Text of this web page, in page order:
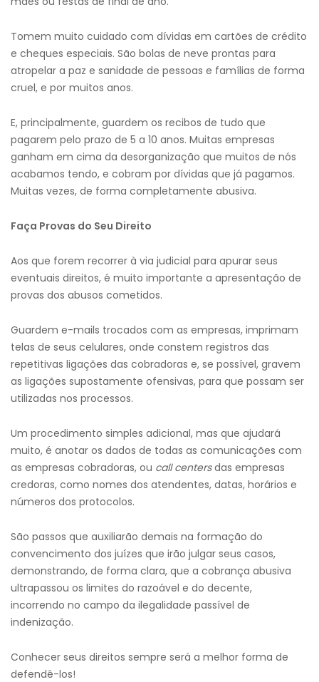
Tomem muito cuidado com dívidas em cartões de crédito
e cheques especiais. São bolas de neve prontas para
atropelar a paz e sanidade de pessoas e famílias de forma
cruel, e por muitos anos.
E, principalmente, guardem os recibos de tudo que
pagarem pelo prazo de 5 a 10 anos. Muitas empresas
ganham em cima da desorganização que muitos de nós
acabamos tendo, e cobram por dívidas que já pagamos.
Muitas vezes, de forma completamente abusiva.
Faça Provas do Seu Direito
Aos que forem recorrer à via judicial para apurar seus
eventuais direitos, é muito importante a apresentação de
provas dos abusos cometidos.
Guardem e-mails trocados com as empresas, imprimam
telas de seus celulares, onde constem registros das
repetitivas ligações das cobradoras e, se possível, gravem
as ligações supostamente ofensivas, para que possam ser
utilizadas nos processos.
Um procedimento simples adicional, mas que ajudará
muito, é anotar os dados de todas as comunicações com
as empresas cobradoras, ou call centersdas empresas
credoras, como nomes dos atendentes, datas, horários e
números dos protocolos.
São passos que auxiliarão demais na formação do
convencimento dos juízes que irão julgar seus casos,
demonstrando, de forma clara, que a cobrança abusiva
ultrapassou os limites do razoável e do decente,
incorrendo no campo da ilegalidade passível de
indenização.
Conhecer seus direitos sempre será a melhor forma de
defendê-los!